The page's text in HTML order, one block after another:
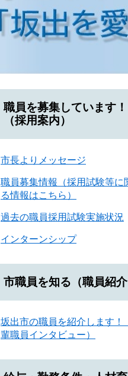
職員を募集しています！
（採用案内）
市長よりメッセージ
職員募集情報（採用試験等に
る情報はこちら）
過去の職員採用試験実施状況
インターンシップ
市職員を知る（職員紹介
坂出市の職員を紹介します！
輩職員インタビュー）